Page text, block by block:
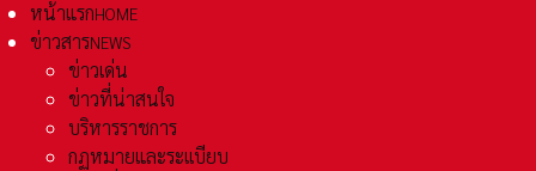
หน้าแรกHOME
ข่าวสารNEWS
ข่าวเด่น
ข่าวที่น่าสนใจ
บริหารราชการ
กฏหมายและระเเบียบ